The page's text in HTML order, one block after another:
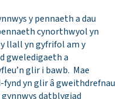
y pennaeth a dau
cynorthwyol yn
llall yn gyfrifol am y
gweledigaeth a
glir i bawb. Mae
fynd yn glir â gweithdrefnau
datblygiad